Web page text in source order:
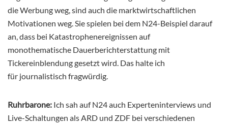
die Werbung weg, sind auch die marktwirtschaftlichen
Motivationen weg. Sie spielen bei dem N24-Beispiel darauf
an, dass bei Katastrophenereignissen auf
monothematische Dauerberichterstattung mit
Tickereinblendung gesetzt wird. Das halte ich
für journalistisch fragwürdig.
Ruhrbarone: Ich sah auf N24 auch Experteninterviews und
Live-Schaltungen als ARD und ZDF bei verschiedenen